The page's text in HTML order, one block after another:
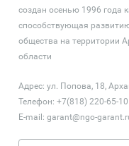
создан осенью 1996 года
способствующая
общества на территории
области
Адрес: ул. Попова, 18,
Телефон: +7(818) 220-65-10
E-mail: garant@ngo-